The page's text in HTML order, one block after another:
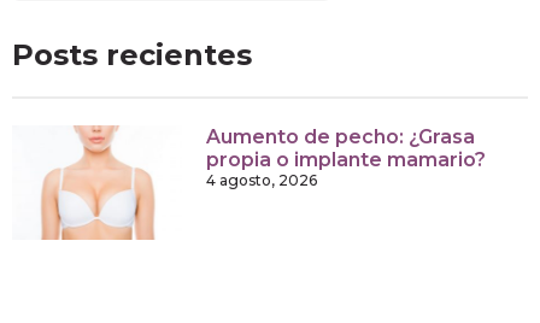
Posts recientes
Aumento de pecho: ¿Grasa
propia o implante mamario?
4 agosto, 2026